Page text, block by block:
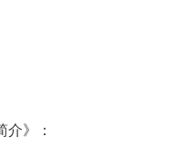
介》：